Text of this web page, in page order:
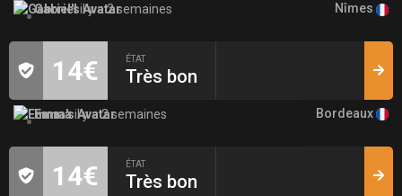
Gabrielil y a 2 semaines Nîmes
14€ ÉTAT
Très bon
Emmail y a 2 semaines Bordeaux
14€ ÉTAT
Très bon